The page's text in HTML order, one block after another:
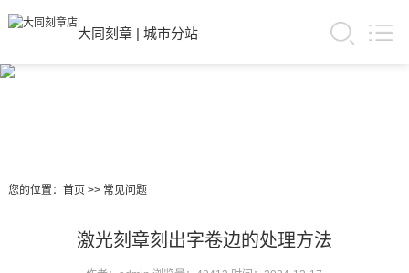
大同刻章| 城市分站
您的位置： 首页 >> 常见问题
激光刻章刻出字卷边的处理方法